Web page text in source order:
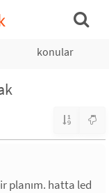
konular
planım. hatta led